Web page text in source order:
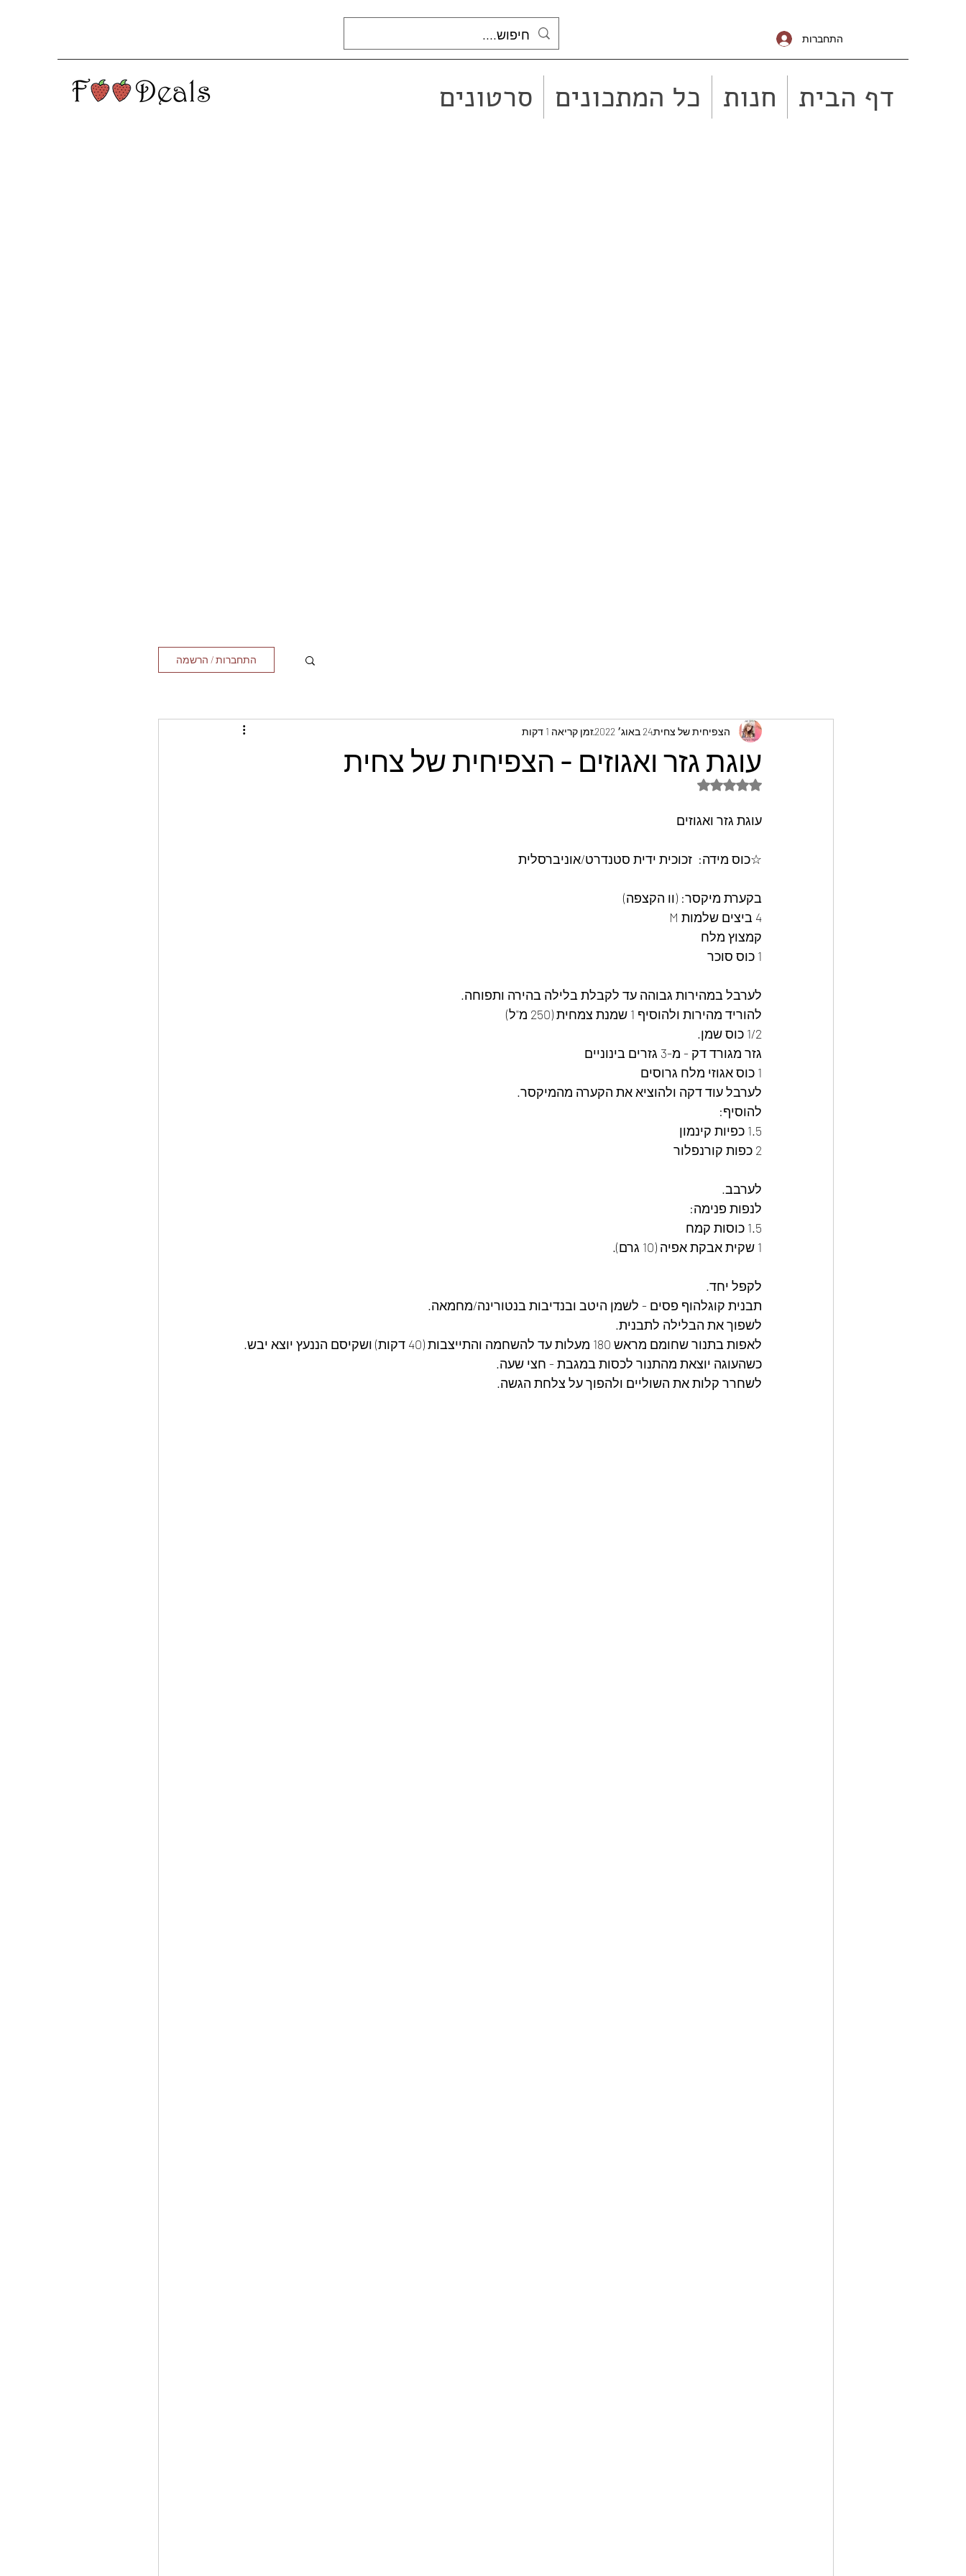
התחברות
דף הבית חנות כל המתכונים סרטונים
התחברות / הרשמה
עוגת גזר ואגוזים - הצפיחית של צחית
הצפיחית של צחית24 באוג׳ 2022 זמן קריאה 1 דקות
דירוג של NaN מתוך 5 כוכבים
עוגת גזר ואגוזים
☆כוס מידה:  זכוכית ידית סטנדרט/אוניברסלית
בקערת מיקסר: (וו הקצפה)
4 ביצים שלמות M
קמצוץ מלח
1 כוס סוכר
לערבל במהירות גבוהה עד לקבלת בלילה בהירה ותפוחה.
להוריד מהירות ולהוסיף 1 שמנת צמחית (250 מ"ל)
1/2 כוס שמן.
גזר מגורד דק - מ-3 גזרים בינוניים
1 כוס אגוזי מלח גרוסים
לערבל עוד דקה ולהוציא את הקערה מהמיקסר.
להוסיף:
1.5 כפיות קינמון
2 כפות קורנפלור
לערבב.
לנפות פנימה:
1.5 כוסות קמח
1 שקית אבקת אפיה (10 גרם).
לקפל יחד.
תבנית קוגלהוף פסים - לשמן היטב ובנדיבות בנטורינה/מחמאה.
לשפוך את הבלילה לתבנית.
לאפות בתנור שחומם מראש 180 מעלות עד להשחמה והתייצבות (40 דקות) ושקיסם הננעץ יוצא יבש.
כשהעוגה יוצאת מהתנור לכסות במגבת - חצי שעה.
לשחרר קלות את השוליים ולהפוך על צלחת הגשה.